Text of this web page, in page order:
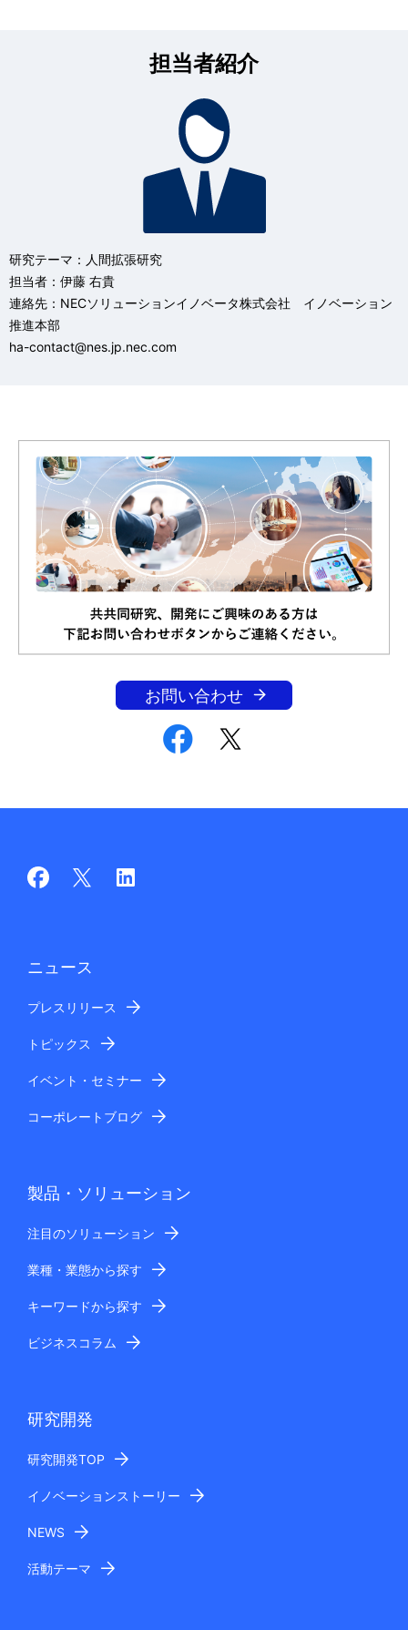
担当者紹介
研究テーマ：人間拡張研究
担当者：伊藤 右貴
連絡先：NECソリューションイノベータ株式会社 イノベーション
推進本部
ha-contact@nes.jp.nec.com
お問い合わせ
ニュース
プレスリリース
トピックス
イベント・セミナー
コーポレートブログ
製品・ソリューション
注目のソリューション
業種・業態から探す
キーワードから探す
ビジネスコラム
研究開発
研究開発TOP
イノベーションストーリー
NEWS
活動テーマ